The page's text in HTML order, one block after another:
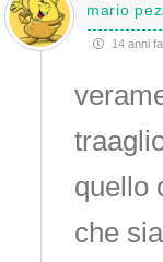
mario
14 anni fa
quello
che